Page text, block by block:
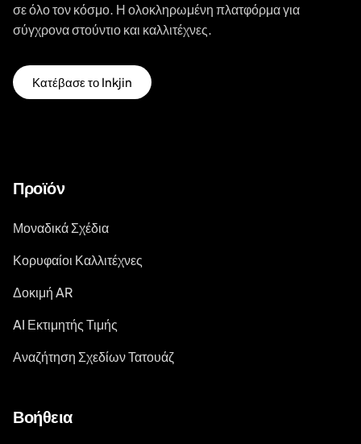
σε όλο τον κόσμο. Η ολοκληρωμένη πλατφόρμα για
σύγχρονα στούντιο και καλλιτέχνες.
Κατέβασε το Inkjin
Προϊόν
Μοναδικά Σχέδια
Κορυφαίοι Καλλιτέχνες
Δοκιμή AR
AI Εκτιμητής Τιμής
Αναζήτηση Σχεδίων Τατουάζ
Βοήθεια